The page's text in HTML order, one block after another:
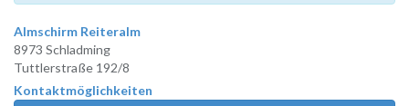
Almschirm Reiteralm
8973 Schladming
Tuttlerstraße 192/8
Kontaktmöglichkeiten